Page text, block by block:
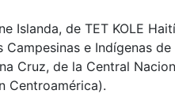
Islanda, de TET KOLE
e Indígenas
Cruz, de la Central
Centroamérica).